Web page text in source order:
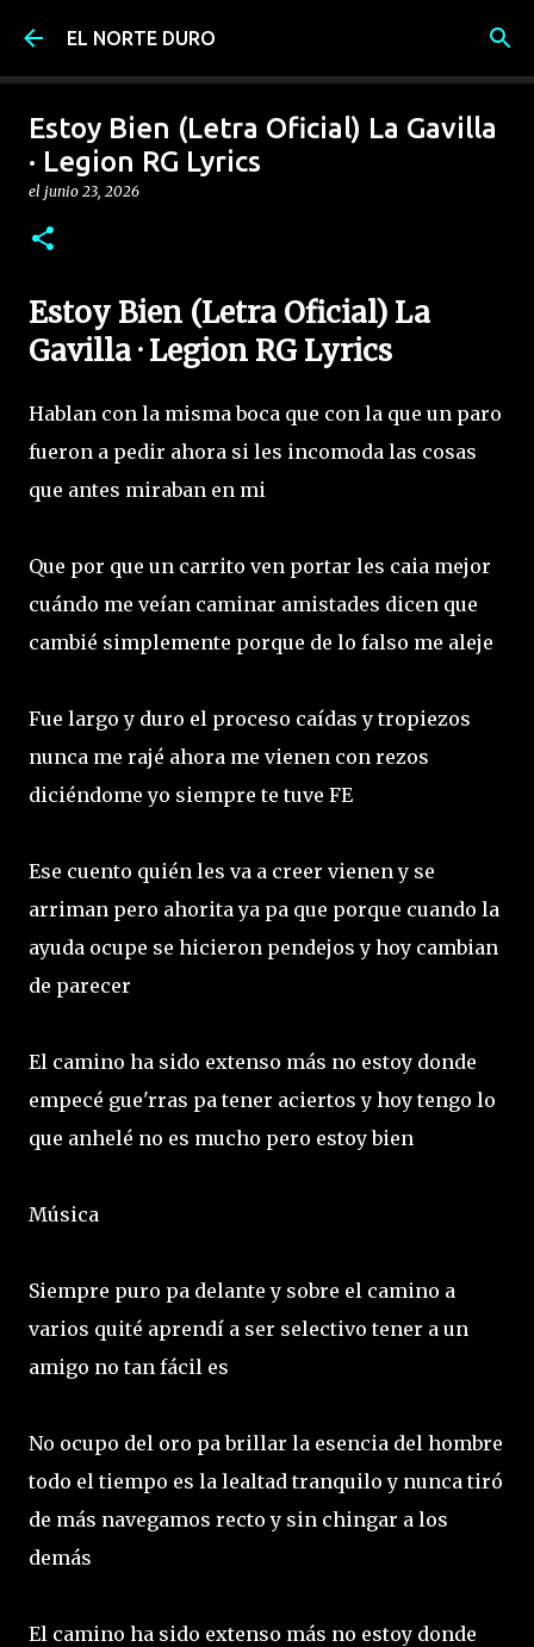
Ir al contenido principal
EL NORTE DURO
Estoy Bien (Letra Oficial) La Gavilla
· Legion RG Lyrics
el junio 23, 2026
Estoy Bien (Letra Oficial) La
Gavilla · Legion RG Lyrics
Hablan con la misma boca que con la que un paro
fueron a pedir ahora si les incomoda las cosas
que antes miraban en mi
Que por que un carrito ven portar les caia mejor
cuándo me veían caminar amistades dicen que
cambié simplemente porque de lo falso me aleje
Fue largo y duro el proceso caídas y tropiezos
nunca me rajé ahora me vienen con rezos
diciéndome yo siempre te tuve FE
Ese cuento quién les va a creer vienen y se
arriman pero ahorita ya pa que porque cuando la
ayuda ocupe se hicieron pendejos y hoy cambian
de parecer
El camino ha sido extenso más no estoy donde
empecé gue'rras pa tener aciertos y hoy tengo lo
que anhelé no es mucho pero estoy bien
Música
Siempre puro pa delante y sobre el camino a
varios quité aprendí a ser selectivo tener a un
amigo no tan fácil es
No ocupo del oro pa brillar la esencia del hombre
todo el tiempo es la lealtad tranquilo y nunca tiró
de más navegamos recto y sin chingar a los
demás
El camino ha sido extenso más no estoy donde